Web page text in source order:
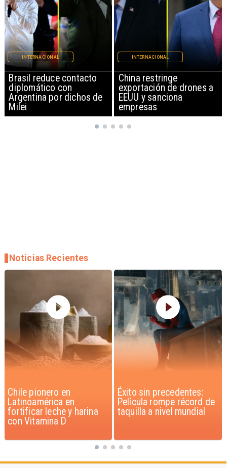
China restringe
exportación de drones a
EEUU y sanciona
empresas
INTERNACIONAL
Papa León XIV anuncia
gira por Sudamérica
INTERNACIONAL
Éxito sin precedentes:
Película rompe récord de
taquilla a nivel mundial
Corte Suprema confirma
pago de $1.000 millones
por caso ProCultura
Noticias Recientes